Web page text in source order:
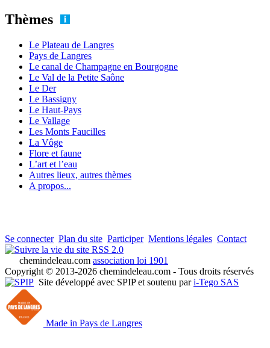
Thèmes
Le Plateau de Langres
Pays de Langres
Le canal de Champagne en Bourgogne
Le Val de la Petite Saône
Le Der
Le Bassigny
Le Haut-Pays
Le Vallage
Les Monts Faucilles
La Vôge
Flore et faune
L’art et l’eau
Autres lieux, autres thèmes
A propos...
Se connecter Plan du site Participer Mentions légales Contact
RSS 2.0
chemindeleau.com association loi 1901
Copyright © 2013-2026 chemindeleau.com - Tous droits réservés
Site développé avec SPIP et soutenu pari-Tego SAS
Made in Pays de Langres